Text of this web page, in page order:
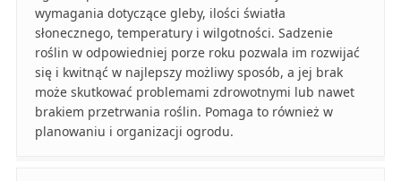
wymagania dotyczące gleby, ilości światła
słonecznego, temperatury i wilgotności. Sadzenie
roślin w odpowiedniej porze roku pozwala im rozwijać
się i kwitnąć w najlepszy możliwy sposób, a jej brak
może skutkować problemami zdrowotnymi lub nawet
brakiem przetrwania roślin. Pomaga to również w
planowaniu i organizacji ogrodu.